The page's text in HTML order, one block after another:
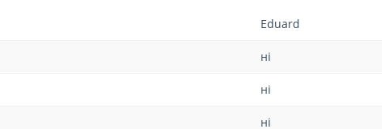
Eduard
ні
ні
ні